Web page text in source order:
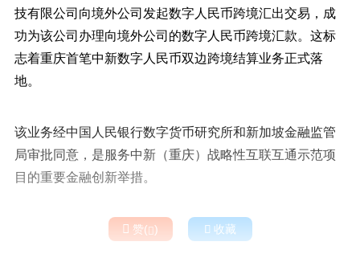
技有限公司向境外公司发起数字人民币跨境汇出交易，成
功为该公司办理向境外公司的数字人民币跨境汇款。这标
志着重庆首笔中新数字人民币双边跨境结算业务正式落
地。
该业务经中国人民银行数字货币研究所和新加坡金融监管
局审批同意，是服务中新（重庆）战略性互联互通示范项
目的重要金融创新举措。
 赞()  收藏